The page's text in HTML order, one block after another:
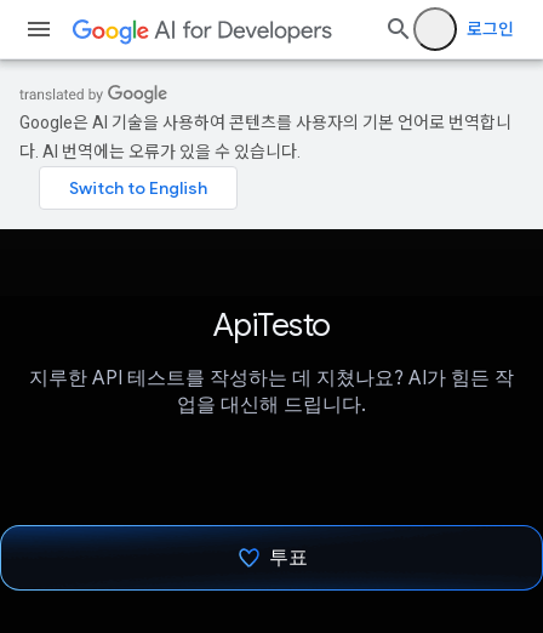
로그인
Google은 AI 기술을 사용하여 콘텐츠를 사용자의 기본 언어로 번역합니
다. AI 번역에는 오류가 있을 수 있습니다.
ApiTesto
지루한 API 테스트를 작성하는 데 지쳤나요? AI가 힘든 작
업을 대신해 드립니다.
투표